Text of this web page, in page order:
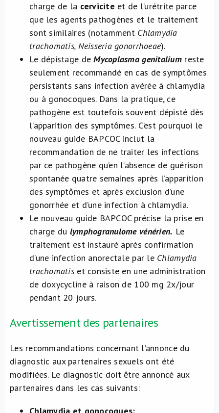
charge de la cervicite et de l’urétrite parce
que les agents pathogènes et le traitement
sont similaires (notamment Chlamydia
trachomatis, Neisseria gonorrhoeae).
Le dépistage deMycoplasma genitalium reste
seulement recommandé en cas de symptômes
persistants sans infection avérée à chlamydia
ou à gonocoques. Dans la pratique, ce
pathogène est toutefois souvent dépisté dès
l’apparition des symptômes. C’est pourquoi le
nouveau guide BAPCOC inclut la
recommandation de ne traiter les infections
par ce pathogène qu’en l’absence de guérison
spontanée quatre semaines après l’apparition
des symptômes et après exclusion d’une
gonorrhée et d’une infection à chlamydia.
Le nouveau guide BAPCOC précise la prise en
charge du lymphogranulome vénérien. Le
traitement est instauré après confirmation
d’une infection anorectale par le Chlamydia
trachomatiset consiste en une administration
de doxycycline à raison de 100 mg 2x/jour
pendant 20 jours.
Avertissement des partenaires
Les recommandations concernant l’annonce du
diagnostic aux partenaires sexuels ont été
modifiées. Le diagnostic doit être annoncé aux
partenaires dans les cas suivants: